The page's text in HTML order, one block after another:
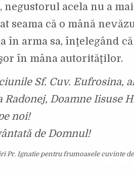
negustorul acela nu a
seama că o mână
în arma sa, înţelegând
în mâna autorităţilor.
Sf. Cuv. Eufrosina,
Radonej, Doamne Iisuse
noi!
de Domnul!
Pr. Ignatie pentru frumoasele cuvinte